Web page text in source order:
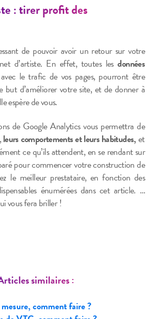
: tirer profit des
de pouvoir avoir un retour sur votre
d’artiste. En effet, toutes lesdonnées
le trafic de vos pages, pourront être
but d’améliorer votre site, et de donner à
espère de vous.
de Google Analytics vous permettra de
,leurs comportements et leurs habitudes,et
ce qu’ils attendent, en se rendant sur
pour commencer votre construction de
le meilleur prestataire, en fonction des
énumérées dans cet article. …
vous fera briller !
similaires :
comment faire ?